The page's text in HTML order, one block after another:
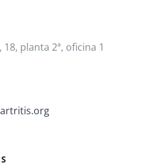
planta 2ª, oficina 1